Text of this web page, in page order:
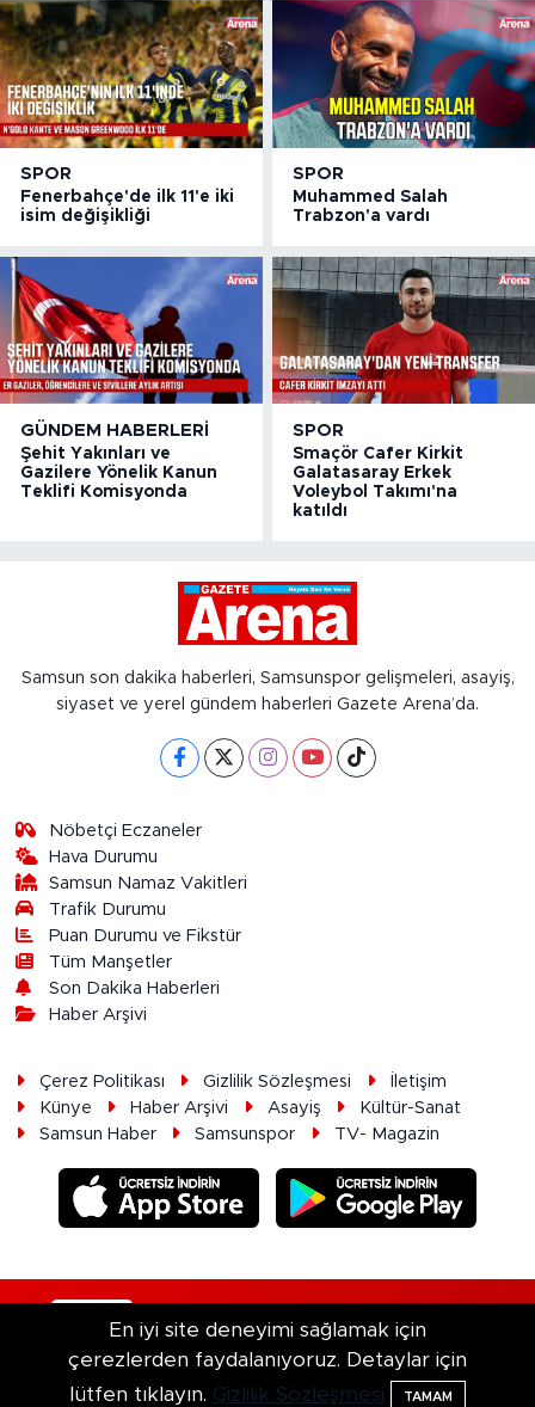
SPOR
Fenerbahçe'de ilk 11'e iki
isim değişikliği
SPOR
Muhammed Salah
Trabzon'a vardı
GÜNDEM HABERLERI
Şehit Yakınları ve
Gazilere Yönelik Kanun
Teklifi Komisyonda
SPOR
Smaçör Cafer Kirkit
Galatasaray Erkek
Voleybol Takımı'na
katıldı
Samsun son dakika haberleri, Samsunspor gelişmeleri, asayiş,
siyaset ve yerel gündem haberleri Gazete Arena’da.
Nöbetçi Eczaneler
Hava Durumu
Samsun Namaz Vakitleri
Trafik Durumu
Puan Durumu ve Fikstür
Tüm Manşetler
Son Dakika Haberleri
Haber Arşivi
Çerez Politikası Gizlilik Sözleşmesi
İletişim
Künye
Haber Arşivi Asayiş
Kültür-Sanat
Samsun Haber
Samsunspor TV- Magazin
Haber Yazılımı:TE Bilişim
En iyi site deneyimi sağlamak için
çerezlerden faydalanıyoruz. Detaylar için
lütfen tıklayın. Gizlilik Sözleşmesi TAMAM